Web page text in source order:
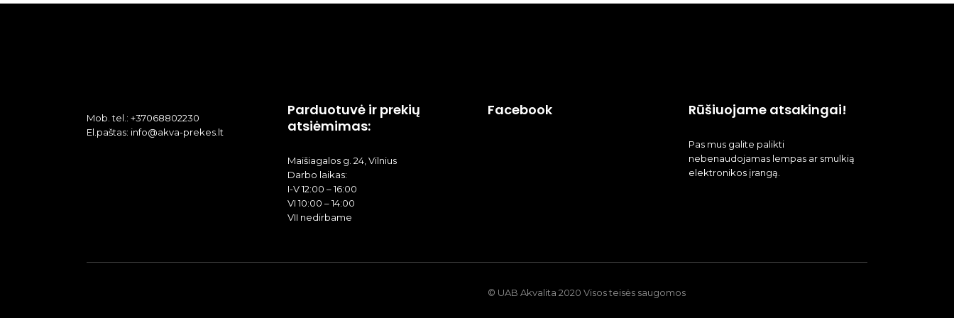
Mob. tel.: +37068802230
El.paštas: info@akva-prekes.lt
Parduotuvė ir prekių
atsiėmimas:
Maišiagalos g. 24, Vilnius
Darbo laikas:
I-V 12:00 – 16:00
VI 10:00 – 14:00
VII nedirbame
Facebook Rūšiuojame atsakingai!
Pas mus galite palikti
nebenaudojamas lempas ar smulkią
elektronikos įrangą.
© UAB Akvalita 2020 Visos teisės saugomos